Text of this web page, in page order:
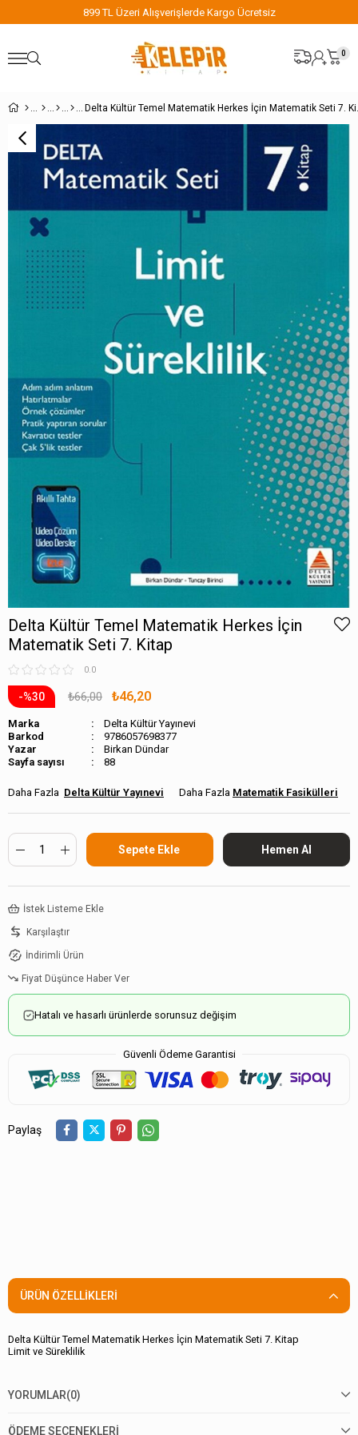
899 TL Üzeri Alışverişlerde Kargo Ücretsiz
0
Delta
Delta Kültür Temel Matematik Herkes İçin
Matematik Seti 7. Kitap
0.0
30 ₺66,00 ₺46,20
Marka
Delta Kültür Yayınevi
Barkod
9786057698377
Birkan Dündar
Sayfa sayısı
88
Delta Kültür Yayınevi Matematik Fasikülleri
İstek Listeme Ekle
Karşılaştır
İndirimli Ürün
Fiyat Düşünce Haber Ver
Hatalı ve hasarlı ürünlerde sorunsuz değişim
Güvenli Ödeme Garantisi
Paylaş
ÜRÜN ÖZELLIKLERI
Delta Kültür Temel Matematik Herkes İçin Matematik Seti 7. Kitap
Limit ve Süreklilik
YORUMLAR(0)
ÖDEME SEÇENEKLERI